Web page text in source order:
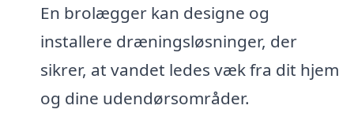
En brolægger kan designe og
installere dræningsløsninger, der
sikrer, at vandet ledes væk fra dit hjem
og dine udendørsområder.